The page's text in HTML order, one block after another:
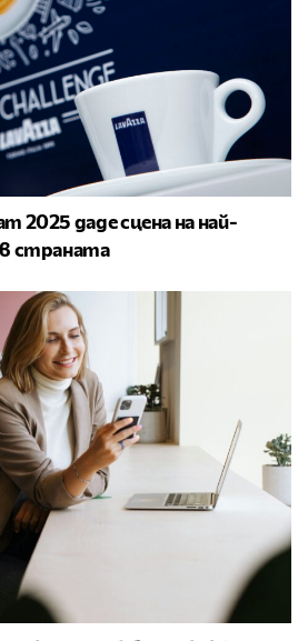
2025 даде сцена на най-
страната